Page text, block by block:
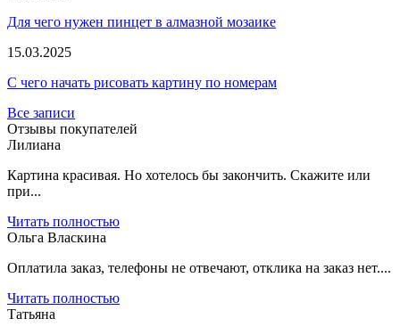
Для чего нужен пинцет в алмазной мозаике
15.03.2025
С чего начать рисовать картину по номерам
Все записи
Отзывы покупателей
Лилиана
Картина красивая. Но хотелось бы закончить. Скажите или
при...
Читать полностью
Ольга Власкина
Оплатила заказ, телефоны не отвечают, отклика на заказ нет....
Читать полностью
Татьяна